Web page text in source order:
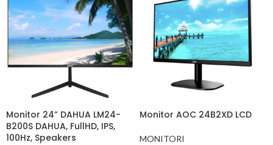
Monitor 24” DAHUA LM24-
B200S DAHUA, FullHD, IPS,
100Hz, Speakers
Monitor AOC 24B2XD LCD
MONITORI